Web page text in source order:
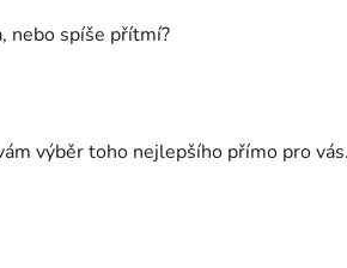
nebo spíše přítmí?
výběr toho nejlepšího přímo pro vás.